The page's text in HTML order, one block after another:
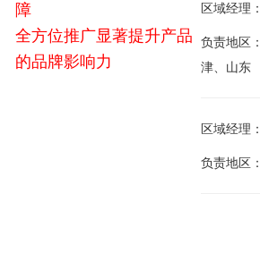
障
全方位推广显著提升产品
的品牌影响力
区域经理
负责地区
津、山东
区域经理
负责地区